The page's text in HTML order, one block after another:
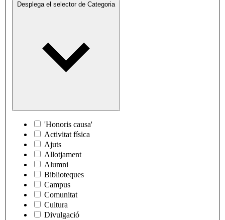
Desplega el selector de Categoria
'Honoris causa'
Activitat física
Ajuts
Allotjament
Alumni
Biblioteques
Campus
Comunitat
Cultura
Divulgació